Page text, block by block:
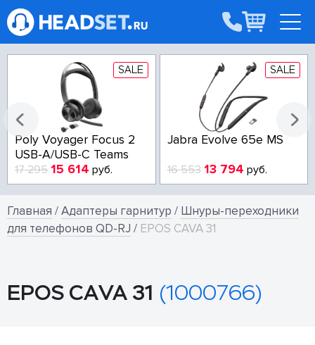
SALE
Poly Voyager Focus 2
USB-A/USB-C Teams
17 295 15 614 руб.
SALE
Jabra Evolve 65e MS
16 553 13 794 руб.
Главная /Адаптеры гарнитур / Шнуры-переходники
для телефонов QD-RJ / EPOS CAVA 31
EPOS CAVA 31 (1000766)